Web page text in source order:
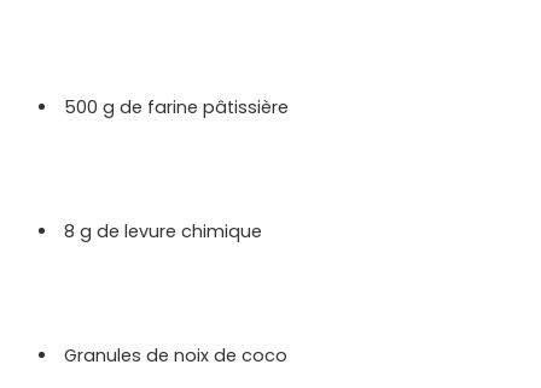
500 g de farine pâtissière
8 g de levure chimique
Granules de noix de coco